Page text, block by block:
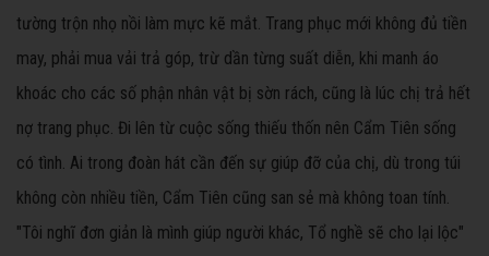
tường trộn nhọ nồi làm mực kẽ mắt. Trang phục mới không đủ tiền
may, phải mua vải trả góp, trừ dần từng suất diễn, khi manh áo
khoác cho các số phận nhân vật bị sờn rách, cũng là lúc chị trả hết
nợ trang phục. Đi lên từ cuộc sống thiếu thốn nên Cẩm Tiên sống
có tình. Ai trong đoàn hát cần đến sự giúp đỡ của chị, dù trong túi
không còn nhiều tiền, Cẩm Tiên cũng san sẻ mà không toan tính.
"Tôi nghĩ đơn giản là mình giúp người khác, Tổ nghề sẽ cho lại lộc"